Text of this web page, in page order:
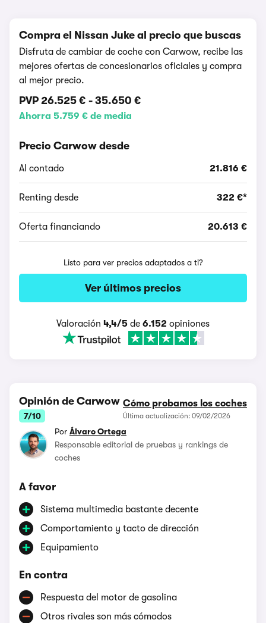
Compra el Nissan Juke al precio que buscas
Disfruta de cambiar de coche con Carwow, recibe las
mejores ofertas de concesionarios oficiales y compra
al mejor precio.
PVP 26.525 € - 35.650 €
Ahorra 5.759 € de media
Precio Carwow desde
Al contado 21.816 €
Renting desde 322 €*
Oferta financiando 20.613 €
Listo para ver precios adaptados a ti?
Ver últimos precios
Valoración 4,4/5 de 6.152 opiniones
Opinión de Carwow
7/10
Cómo probamos los coches
Última actualización: 09/02/2026
Por Álvaro Ortega
Responsable editorial de pruebas y rankings de
coches
A favor
Sistema multimedia bastante decente
Comportamiento y tacto de dirección
Equipamiento
En contra
Respuesta del motor de gasolina
Otros rivales son más cómodos